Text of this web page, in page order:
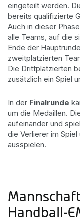
eingeteilt werden.
bereits qualifizierte
Auch in dieser
alle Teams, auf die
Ende der
zweitplatzierten
Die Drittplatzierten
zusätzlich ein Spiel
In der Finalrunde
um die Medaillen.
aufeinander und
die Verlierer im
ausspielen.
Handball-